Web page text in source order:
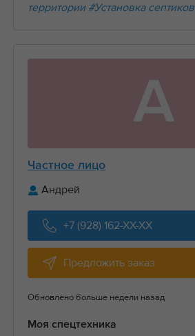
территории #Установка септиков
А
Частное лицо
Андрей
+7 (928) 162-XX-XX
Предложить заказ
Обновлено больше недели назад
Моя спецтехника